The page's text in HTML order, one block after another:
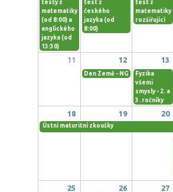
testy z
matematiky
(od 8:00) a
anglického
jazyka (od
13:30)
test z
českého
jazyka (od
8:00)
test z
matematiky
rozšiřující
11 12 13
Den Země - NG
Fyzika
všemi
smysly - 2. a
3. ročníky
18 19 20
Ústní maturitní zkoušky
25 26 27